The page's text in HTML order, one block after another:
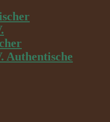
Authentische